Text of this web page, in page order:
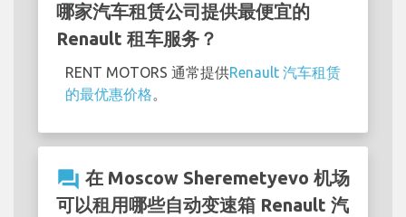
哪家汽车租赁公司提供最便宜的
Renault 租车服务？
RENT MOTORS 通常提供Renault 汽车租赁
的最优惠价格。
question_answer 在 Moscow Sheremetyevo 机场
可以租用哪些自动变速箱 Renault 汽